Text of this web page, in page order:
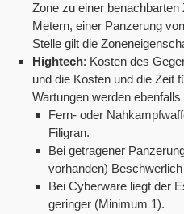
Zone zu einer
Metern, einer Panzerung
Stelle gilt die
Hightech: Kosten des
und die Kosten und die Zeit
Wartungen werden ebenfalls
Fern- oder
Filigran.
Bei getragener
vorhanden)
Bei Cyberware liegt der
geringer (Minimum 1).